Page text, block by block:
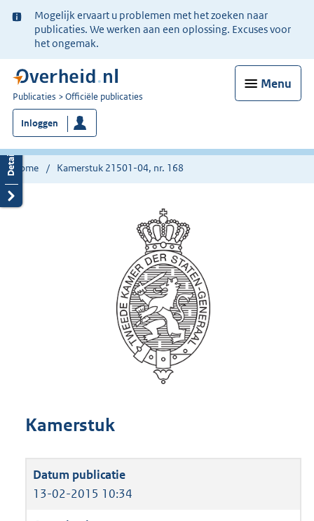
Ter
informatie:
Mogelijk ervaart u problemen met het zoeken naar
publicaties. We werken aan een oplossing. Excuses voor
het ongemak.
Menu
U
bent
nu
hier:
Publicaties Officiële publicaties
Inloggen
Home Kamerstuk 21501-04, nr. 168
Kamerstuk
13-02-2015 10:34